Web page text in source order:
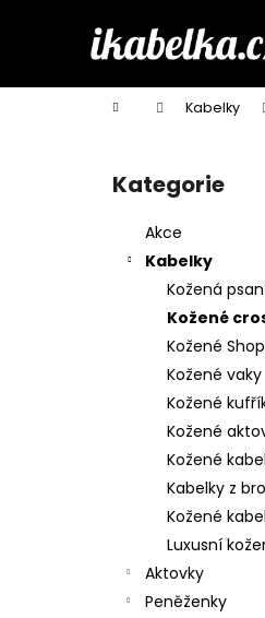
Domů Kabelky
Přeskočit
kategorie
Kategorie
Akce
Kabelky
Kožená
Kožené
Kožené
Kožené vaky
Kožené
Kožené
Kožené
Kabelky z
Kožené
Luxusní
Aktovky
Peněženky
í
Zpět
do
Zpět
do